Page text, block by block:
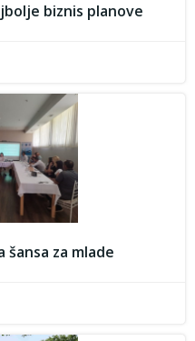
biznis planove
za mlade